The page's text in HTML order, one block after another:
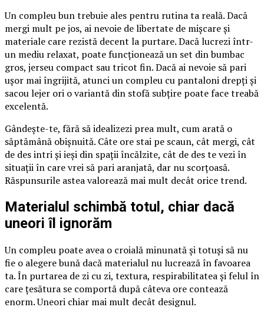
Un compleu bun trebuie ales pentru rutina ta reală. Dacă
mergi mult pe jos, ai nevoie de libertate de mișcare și
materiale care rezistă decent la purtare. Dacă lucrezi într-
un mediu relaxat, poate funcționează un set din bumbac
gros, jerseu compact sau tricot fin. Dacă ai nevoie să pari
ușor mai îngrijită, atunci un compleu cu pantaloni drepți și
sacou lejer ori o variantă din stofă subțire poate face treabă
excelentă.
Gândește-te, fără să idealizezi prea mult, cum arată o
săptămână obișnuită. Câte ore stai pe scaun, cât mergi, cât
de des intri și ieși din spații încălzite, cât de des te vezi în
situații în care vrei să pari aranjată, dar nu scorțoasă.
Răspunsurile astea valorează mai mult decât orice trend.
Materialul schimbă totul, chiar dacă
uneori îl ignorăm
Un compleu poate avea o croială minunată și totuși să nu
fie o alegere bună dacă materialul nu lucrează în favoarea
ta. În purtarea de zi cu zi, textura, respirabilitatea și felul în
care țesătura se comportă după câteva ore contează
enorm. Uneori chiar mai mult decât designul.